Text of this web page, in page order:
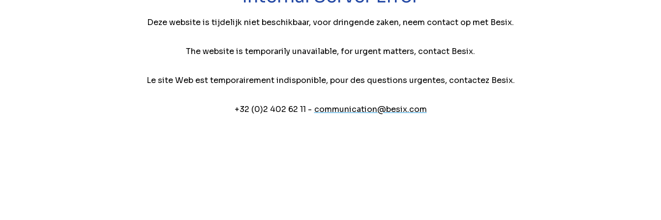
Deze website is tijdelijk niet beschikbaar, voor dringende zaken, neem contact op met Besix.
The website is temporarily unavailable, for urgent matters, contact Besix.
Le site Web est temporairement indisponible, pour des questions urgentes, contactez Besix.
+32 (0)2 402 62 11 - communication@besix.com